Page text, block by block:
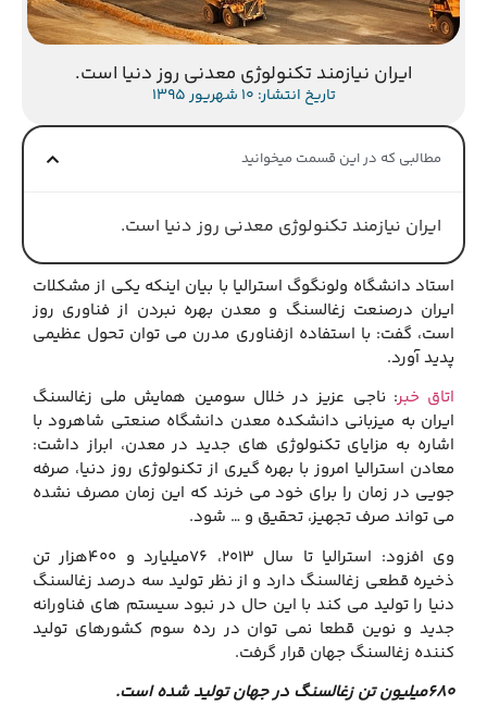
ایران نیازمند تکنولوژی معدنی روز دنیا است.
تاریخ انتشار: 10 شهریور 1395
مطالبی که در این قسمت میخوانید
ایران نیازمند تکنولوژی معدنی روز دنیا است.
استاد دانشگاه ولونگوگ استرالیا با بیان اینکه یکی از مشکلات
ایران درصنعت زغالسنگ و معدن بهره نبردن از فناوری روز
است، گفت: با استفاده ازفناوری مدرن می توان تحول عظیمی
پدید آورد.
اتاق خبر: ناجی عزیز در خلال سومین همایش ملی زغالسنگ
ایران به میزبانی دانشکده معدن دانشگاه صنعتی شاهرود با
اشاره به مزایای تکنولوژی های جدید در معدن، ابراز داشت:
معادن استرالیا امروز با بهره گیری از تکنولوژی روز دنیا، صرفه
جویی در زمان را برای خود می خرند که این زمان مصرف نشده
می تواند صرف تجهیز، تحقیق و … شود.
وی افزود: استرالیا تا سال ۲۰۱۳، ۷۶میلیارد و ۴۰۰هزار تن
ذخیره قطعی زغالسنگ دارد و از نظر تولید سه درصد زغالسنگ
دنیا را تولید می کند با این حال در نبود سیستم های فناورانه
جدید و نوین قطعا نمی توان در رده سوم کشورهای تولید
کننده زغالسنگ جهان قرار گرفت.
۶۸۰میلیون تن زغالسنگ در جهان تولید شده است.